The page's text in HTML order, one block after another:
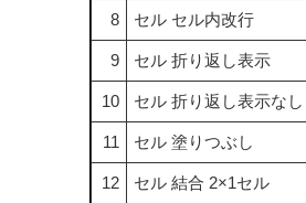
8 セル セル内改行
9 セル 折り返し表示
10 セル 折り返し表示なし
11 セル 塗りつぶし
12 セル 結合 2×1セル